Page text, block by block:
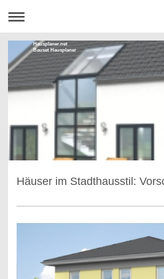
Hausplaner.net
Bauset Hausplaner
Häuser im Stadthausstil: